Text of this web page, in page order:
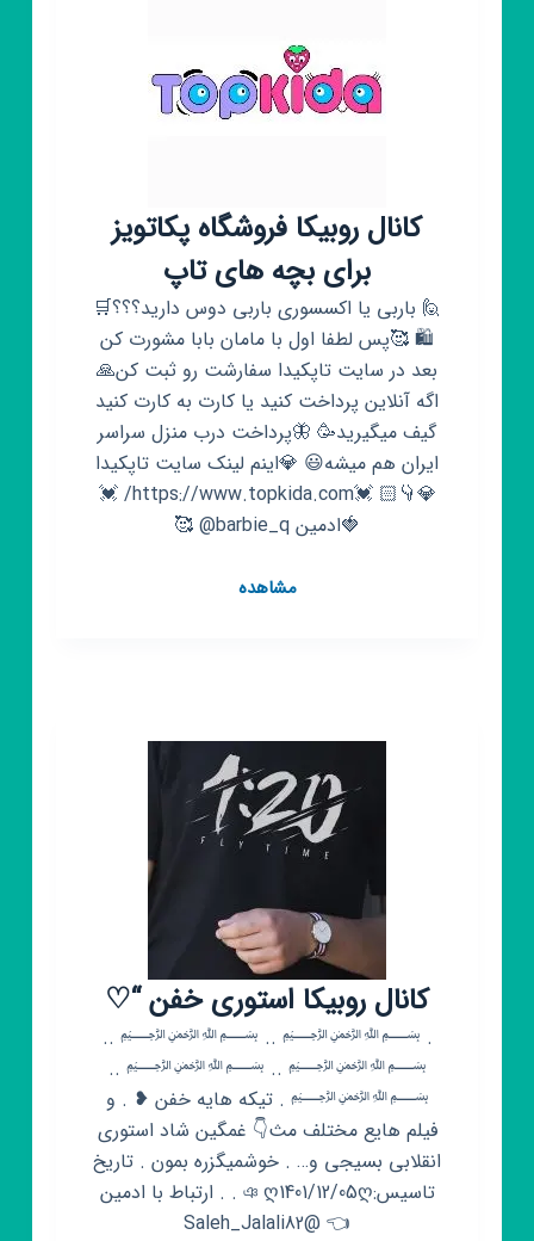
کانال روبیکا فروشگاه پکاتویز
برای بچه های تاپ
🙋 باربی یا اکسسوری باربی دوس دارید؟؟؟🛒
🛍 🥰پس لطفا اول با مامان بابا مشورت کن
بعد در سایت تاپکیدا سفارشت رو ثبت کن🙏
اگه آنلاین پرداخت کنید یا کارت به کارت کنید
گیف میگیرید🥳 🦋پرداخت درب منزل سراسر
ایران هم میشه😃 💎اینم لینک سایت تاپکیدا
💎👇🏻 💓https://www.topkida.com/ 💓
🍓ادمین barbie_q@ 🥰
مشاهدهکانال
های
تاپ
کانال روبیکا استوری خفن “♡
. ﷽ .. ﷽ ..
﷽ .. ﷽ ..
﷽ . تیکه هایه خفن ❥ . و
فیلم هایع مختلف مث👇 غمگین شاد استوری
انقلابی بسیجی و… . خوشمیگزره بمون . تاریخ
تاسیس:ঞ ღ1401/12/05ღ . . ارتباط با ادمین
👈 @Saleh_Jalali82